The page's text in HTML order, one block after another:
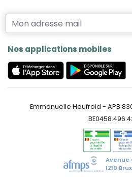
Nos applications mobiles
Emmanuelle Haufroid - APB
Avenue
1210